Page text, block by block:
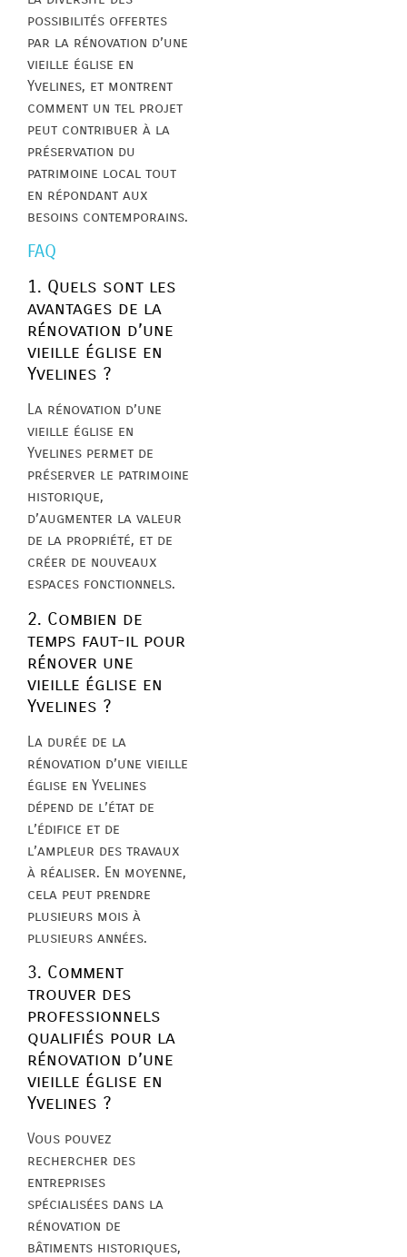
possibilités offertes
par la rénovation d’une
vieille église en
Yvelines, et montrent
comment un tel projet
peut contribuer à la
préservation du
patrimoine local tout
en répondant aux
besoins contemporains.
FAQ
1. Quels sont les
avantages de la
rénovation d’une
vieille église en
Yvelines ?
La rénovation d’une
vieille église en
Yvelines permet de
préserver le patrimoine
historique,
d’augmenter la valeur
de la propriété, et de
créer de nouveaux
espaces fonctionnels.
2. Combien de
temps faut-il pour
rénover une
vieille église en
Yvelines ?
La durée de la
rénovation d’une vieille
église en Yvelines
dépend de l’état de
l’édifice et de
l’ampleur des travaux
à réaliser. En moyenne,
cela peut prendre
plusieurs mois à
plusieurs années.
3. Comment
trouver des
professionnels
qualifiés pour la
rénovation d’une
vieille église en
Yvelines ?
Vous pouvez
rechercher des
entreprises
spécialisées dans la
rénovation de
bâtiments historiques,